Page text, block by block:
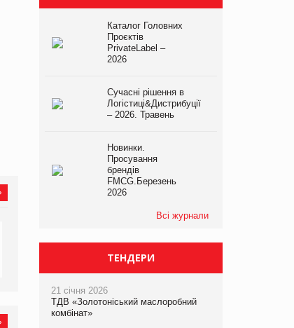
Каталог Головних
Проєктів
PrivateLabel –
2026
Сучасні рішення в
Логістиці&Дистрибуції
– 2026. Травень
Новинки.
Просування
брендів
FMCG.Березень
2026
Всі журнали
ТЕНДЕРИ
21 січня 2026
ТДВ «Золотоніський маслоробний
комбінат»